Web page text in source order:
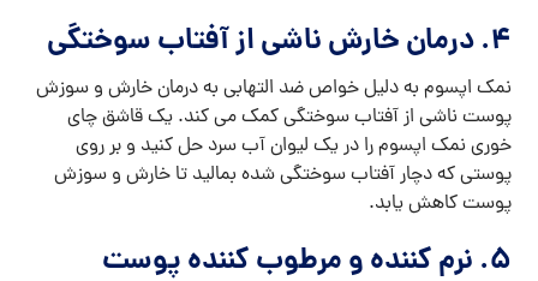
۴. درمان خارش ناشی از آفتاب سوختگی
نمک اپسوم به دلیل خواص ضد التهابی به درمان خارش و سوزش
پوست ناشی از آفتاب سوختگی کمک می کند. یک قاشق چای
خوری نمک اپسوم را در یک لیوان آب سرد حل کنید و بر روی
پوستی که دچار آفتاب سوختگی شده بمالید تا خارش و سوزش
پوست کاهش یابد.
۵. نرم کننده و مرطوب کننده پوست